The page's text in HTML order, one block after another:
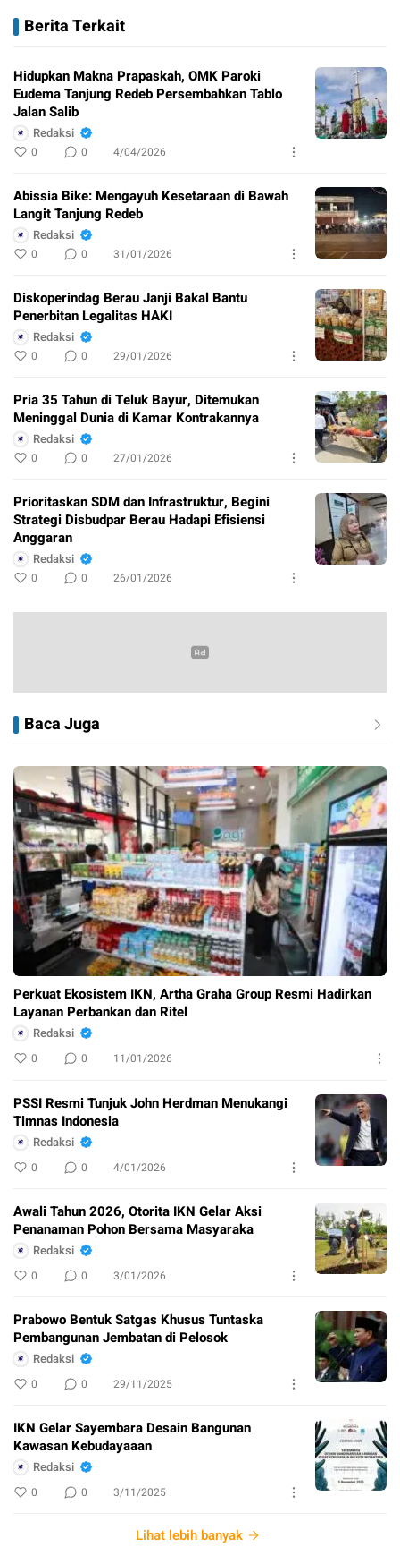
Berita Terkait
Hidupkan Makna Prapaskah, OMK Paroki
Eudema Tanjung Redeb Persembahkan Tablo
Jalan Salib
Redaksi
0 0 4/04/2026
Abissia Bike: Mengayuh Kesetaraan di Bawah
Langit Tanjung Redeb
Redaksi
0 0 31/01/2026
Diskoperindag Berau Janji Bakal Bantu
Penerbitan Legalitas HAKI
Redaksi
0 0 29/01/2026
Pria 35 Tahun di Teluk Bayur, Ditemukan
Meninggal Dunia di Kamar Kontrakannya
Redaksi
0 0 27/01/2026
Prioritaskan SDM dan Infrastruktur, Begini
Strategi Disbudpar Berau Hadapi Efisiensi
Anggaran
Redaksi
0 0 26/01/2026
Baca Juga
Perkuat Ekosistem IKN, Artha Graha Group Resmi Hadirkan
Layanan Perbankan dan Ritel
Redaksi
0 0 11/01/2026
PSSI Resmi Tunjuk John Herdman Menukangi
Timnas Indonesia
Redaksi
0 0 4/01/2026
Awali Tahun 2026, Otorita IKN Gelar Aksi
Penanaman Pohon Bersama Masyaraka
Redaksi
0 0 3/01/2026
Prabowo Bentuk Satgas Khusus Tuntaska
Pembangunan Jembatan di Pelosok
Redaksi
0 0 29/11/2025
IKN Gelar Sayembara Desain Bangunan
Kawasan Kebudayaaan
Redaksi
0 0 3/11/2025
Lihat lebih banyak